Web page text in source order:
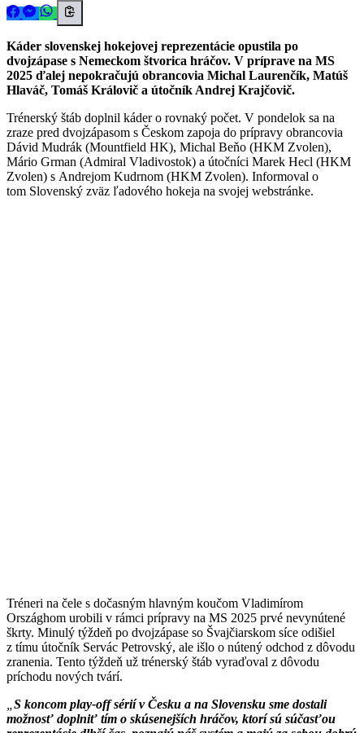
Káder slovenskej hokejovej reprezentácie opustila po
dvojzápase s Nemeckom štvorica hráčov. V príprave na MS
2025 ďalej nepokračujú obrancovia Michal Laurenčík, Matúš
Hlaváč, Tomáš Královič a útočník Andrej Krajčovič.
Trénerský štáb doplnil káder o rovnaký počet. V pondelok sa na
zraze pred dvojzápasom s Českom zapoja do prípravy obrancovia
Dávid Mudrák (Mountfield HK), Michal Beňo (HKM Zvolen),
Mário Grman (Admiral Vladivostok) a útočníci Marek Hecl (HKM
Zvolen) s Andrejom Kudrnom (HKM Zvolen). Informoval o
tom Slovenský zväz ľadového hokeja na svojej webstránke.
Tréneri na čele s dočasným hlavným koučom Vladimírom
Országhom urobili v rámci prípravy na MS 2025 prvé nevynútené
škrty. Minulý týždeň po dvojzápase so Švajčiarskom síce odišiel
z tímu útočník Servác Petrovský, ale išlo o nútený odchod z dôvodu
zranenia. Tento týždeň už trénerský štáb vyraďoval z dôvodu
príchodu nových tvárí.
S koncom play-off sérií v Česku a na Slovensku sme dostali
možnosť doplniť tím o skúsenejších hráčov, ktorí sú súčasťou